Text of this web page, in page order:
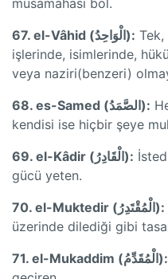
67. el-Vâhid (الْوَاحِدُ): Tek,
işlerinde, isimlerinde,
veya naziri(benzeri)
68. es-Samed (الصَّمَدُ):
kendisi ise hiçbir şeye
69. el-Kâdir (الْقَادِرُ):
gücü yeten.
70. el-Muktedir (الْمُقْتَدِرُ):
üzerinde dilediği gibi
71. el-Mukaddim (الْمُقَدِّمُ):